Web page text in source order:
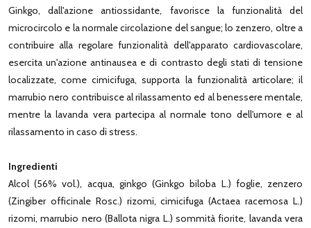
Ginkgo, dall'azione antiossidante, favorisce la funzionalità del
microcircolo e la normale circolazione del sangue; lo zenzero, oltre a
contribuire alla regolare funzionalità dell'apparato cardiovascolare,
esercita un'azione antinausea e di contrasto degli stati di tensione
localizzate, come cimicifuga, supporta la funzionalità articolare; il
marrubio nero contribuisce al rilassamento ed al benessere mentale,
mentre la lavanda vera partecipa al normale tono dell'umore e al
rilassamento in caso di stress.
Ingredienti
Alcol (56% vol.), acqua, ginkgo (Ginkgo biloba L.) foglie, zenzero
(Zingiber officinale Rosc.) rizomi, cimicifuga (Actaea racemosa L.)
rizomi, marrubio nero (Ballota nigra L.) sommità fiorite, lavanda vera